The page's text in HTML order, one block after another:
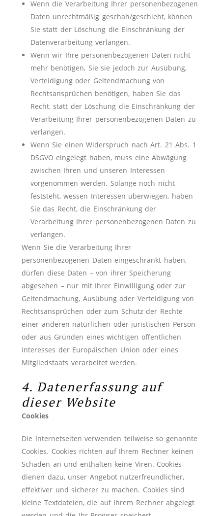
Wenn die Verarbeitung Ihrer personenbezogenen
Daten unrechtmäßig geschah/geschieht, können
Sie statt der Löschung die Einschränkung der
Datenverarbeitung verlangen.
Wenn wir Ihre personenbezogenen Daten nicht
mehr benötigen, Sie sie jedoch zur Ausübung,
Verteidigung oder Geltendmachung von
Rechtsansprüchen benötigen, haben Sie das
Recht, statt der Löschung die Einschränkung der
Verarbeitung Ihrer personenbezogenen Daten zu
verlangen.
Wenn Sie einen Widerspruch nach Art. 21 Abs. 1
DSGVO eingelegt haben, muss eine Abwägung
zwischen Ihren und unseren Interessen
vorgenommen werden. Solange noch nicht
feststeht, wessen Interessen überwiegen, haben
Sie das Recht, die Einschränkung der
Verarbeitung Ihrer personenbezogenen Daten zu
verlangen.
Wenn Sie die Verarbeitung Ihrer
personenbezogenen Daten eingeschränkt haben,
dürfen diese Daten – von ihrer Speicherung
abgesehen – nur mit Ihrer Einwilligung oder zur
Geltendmachung, Ausübung oder Verteidigung von
Rechtsansprüchen oder zum Schutz der Rechte
einer anderen natürlichen oder juristischen Person
oder aus Gründen eines wichtigen öffentlichen
Interesses der Europäischen Union oder eines
Mitgliedstaats verarbeitet werden.
4. Datenerfassung auf
dieser Website
Cookies
Die Internetseiten verwenden teilweise so genannte
Cookies. Cookies richten auf Ihrem Rechner keinen
Schaden an und enthalten keine Viren. Cookies
dienen dazu, unser Angebot nutzerfreundlicher,
effektiver und sicherer zu machen. Cookies sind
kleine Textdateien, die auf Ihrem Rechner abgelegt